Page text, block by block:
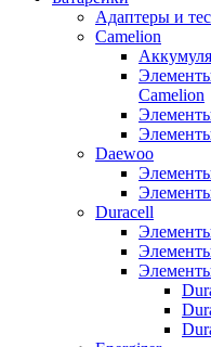
Aдаптеры и
Camelion
Camelion
Daewoo
Duracell